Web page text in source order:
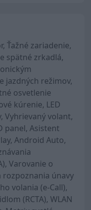
Ťažné zariadenie,
spätné zrkadlá,
jazdných režimov,
osvetlenie
kúrenie, LED
Vyhrievaný volant,
panel, Asistent
Android Auto,
Varovanie o
rozpoznania únavy
volania (e-Call),
(RCTA), WLAN